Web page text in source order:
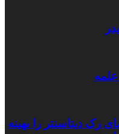
رک دیتاسنتر را بهینه